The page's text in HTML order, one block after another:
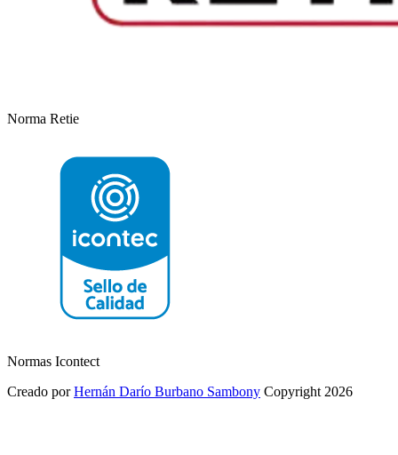
Norma Retie
Normas Icontect
Creado porHernán Darío Burbano Sambony Copyright 2026